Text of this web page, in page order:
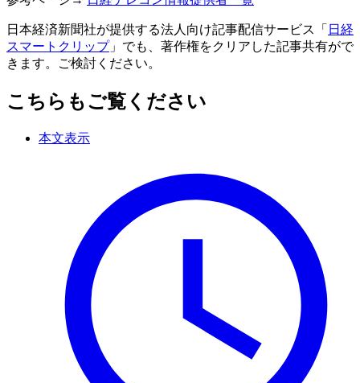
日本経済新聞社が提供する法人向け記事配信サービス「 日経
スマートクリップ」でも、著作権をクリアした記事共有がで
きます。ご検討ください。
こちらもご覧ください
本文表示